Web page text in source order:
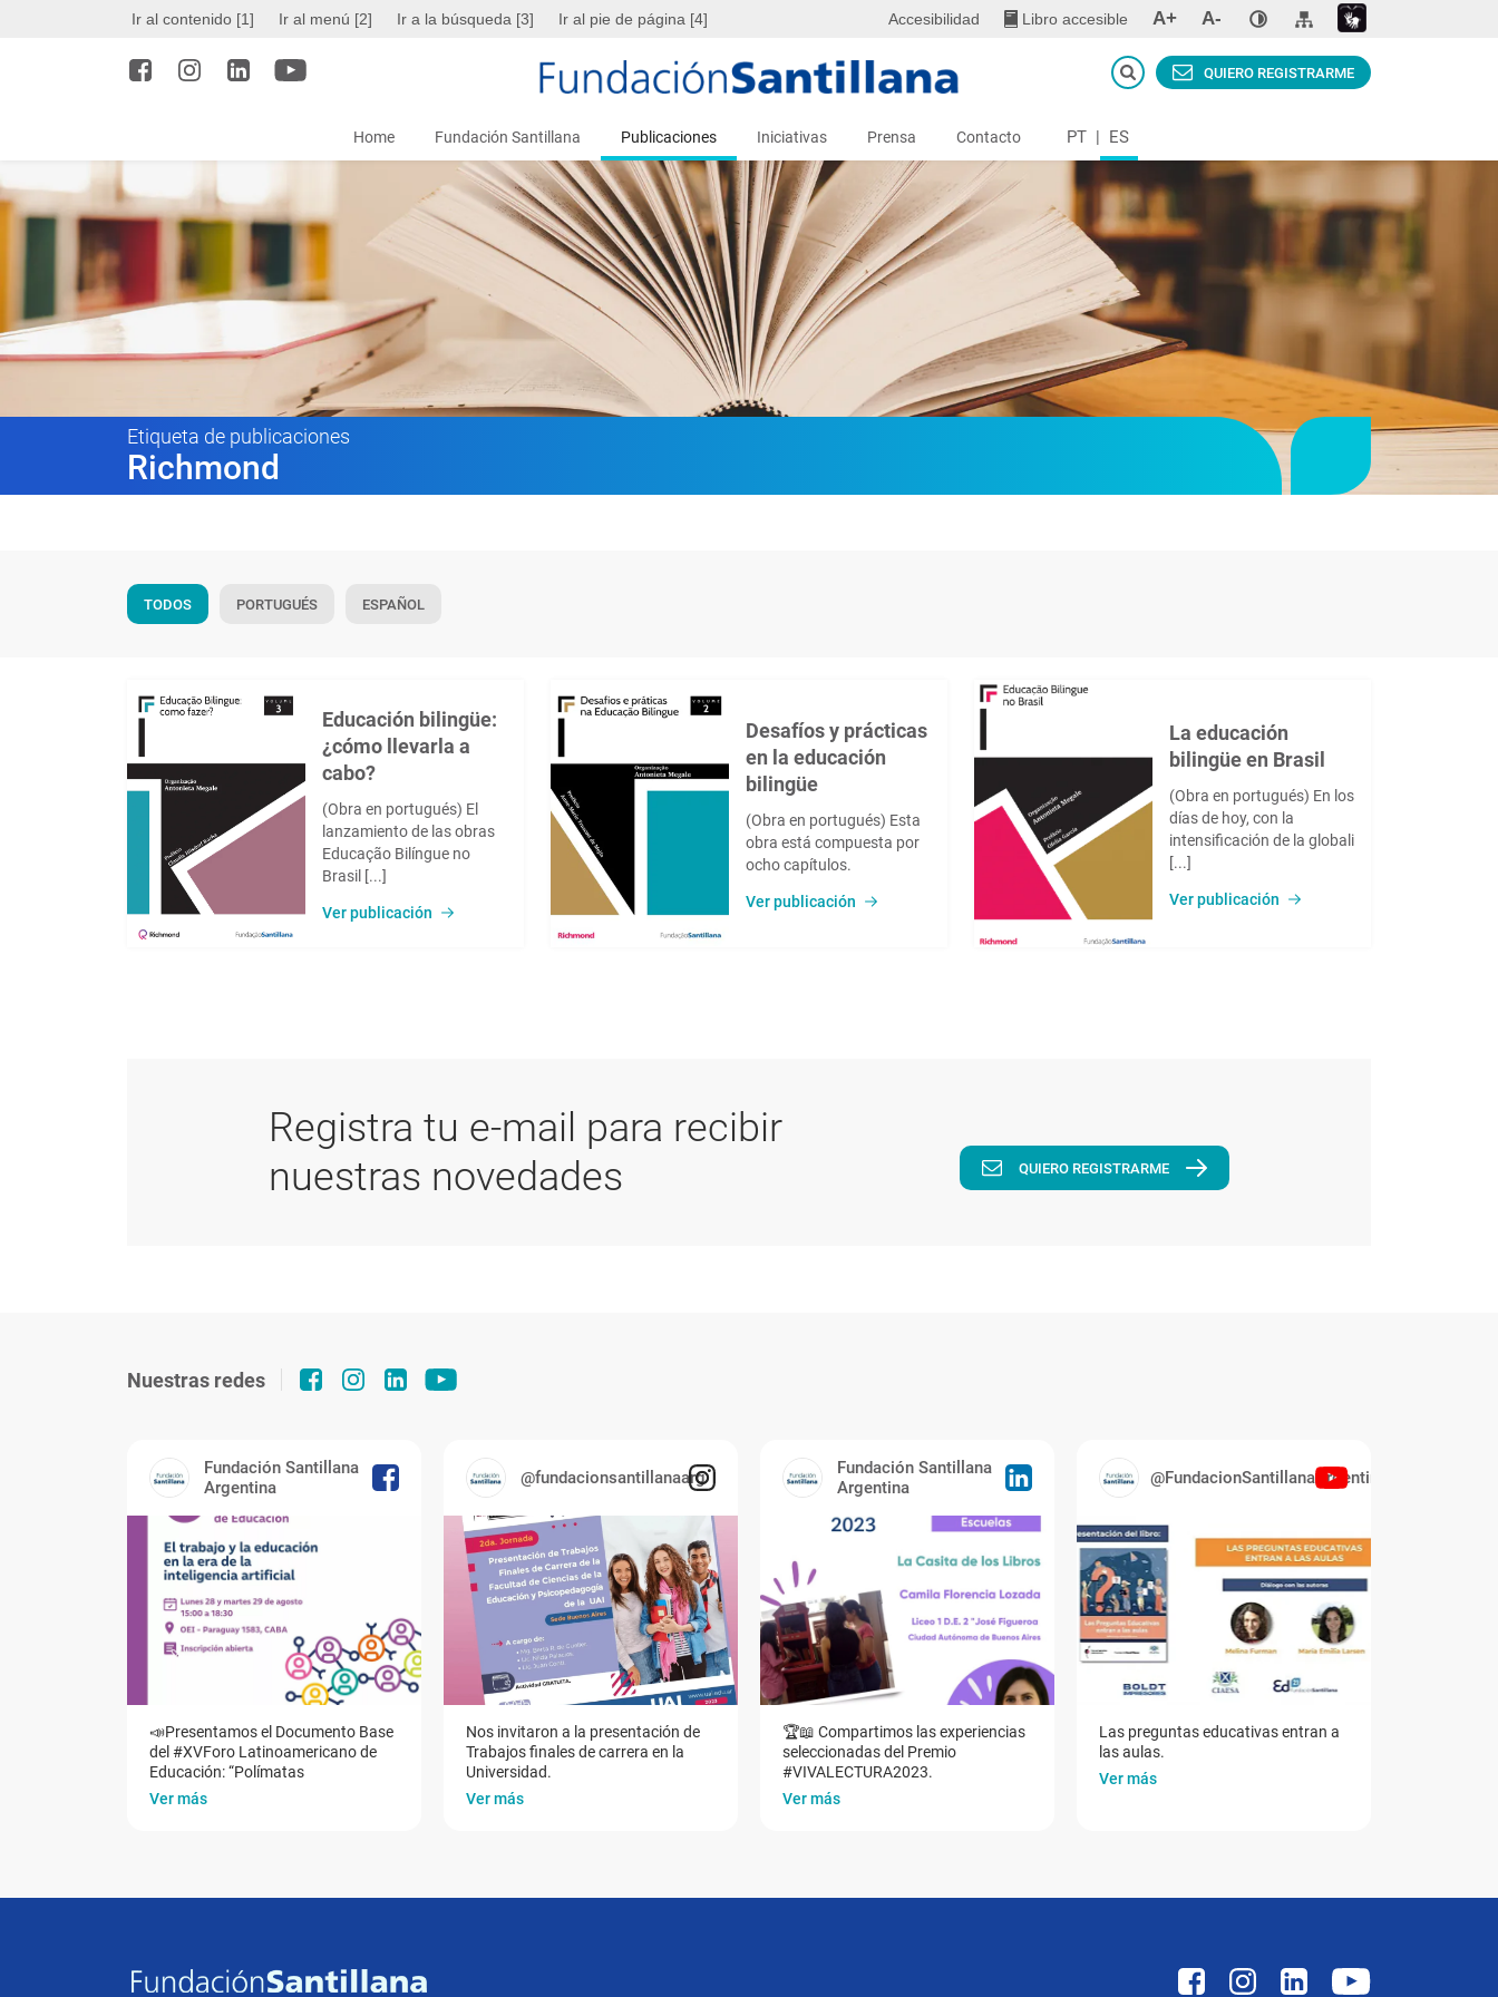
Ir al contenido [1] Ir al menú [2] Ir a la búsqueda [3] Ir al pie de página [4] Accesibilidad Libro accesible A+ A-
Home Fundación Santillana Publicaciones Iniciativas Prensa Contacto PT | ES
QUIERO REGISTRARME
Etiqueta de publicaciones
Richmond
TODOS PORTUGUÉS ESPAÑOL
Educación bilingüe:
¿cómo llevarla a
cabo?
(Obra en portugués) El
lanzamiento de las obras
Educação Bilíngue no
Brasil [...]
Ver publicación
Desafíos y prácticas
en la educación
bilingüe
(Obra en portugués) Esta
obra está compuesta por
ocho capítulos.
Ver publicación
La educación
bilingüe en Brasil
(Obra en portugués) En los
días de hoy, con la
intensificación de la globali
[...]
Ver publicación
Registra tu e-mail para recibir
nuestras novedades
QUIERO REGISTRARME
Nuestras redes
Fundación Santillana
Argentina
📣Presentamos el Documento Base
del #XVForo Latinoamericano de
Educación: “Polímatas
Ver más
@fundacionsantillanaarg
Nos invitaron a la presentación de
Trabajos finales de carrera en la
Universidad.
Ver más
Fundación Santillana
Argentina
🏆📖 Compartimos las experiencias
seleccionadas del Premio
#VIVALECTURA2023.
Ver más
@FundacionSantillanaArgentina
Las preguntas educativas entran a
las aulas.
Ver más